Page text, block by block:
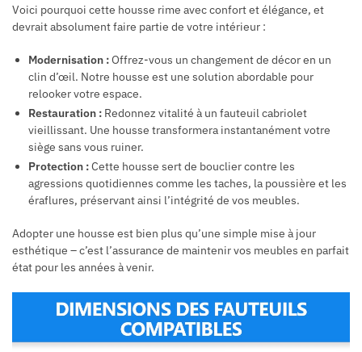
Voici pourquoi cette housse rime avec confort et élégance, et
devrait absolument faire partie de votre intérieur :
Modernisation :Offrez-vous un changement de décor en un
clin d’œil. Notre housse est une solution abordable pour
relooker votre espace.
Restauration : Redonnez vitalité à un fauteuil cabriolet
vieillissant. Une housse transformera instantanément votre
siège sans vous ruiner.
Protection :Cette housse sert de bouclier contre les
agressions quotidiennes comme les taches, la poussière et les
éraflures, préservant ainsi l’intégrité de vos meubles.
Adopter une housse est bien plus qu’une simple mise à jour
esthétique – c’est l’assurance de maintenir vos meubles en parfait
état pour les années à venir.